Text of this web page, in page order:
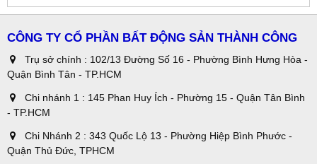
CÔNG TY CỔ PHẦN BẤT ĐỘNG SẢN THÀNH CÔNG
Trụ sở chính : 102/13 Đường Số 16 - Phường Bình Hưng Hòa -
Quận Bình Tân - TP.HCM
Chi nhánh 1 : 145 Phan Huy Ích - Phường 15 - Quận Tân Bình
- TP.HCM
Chi Nhánh 2 : 343 Quốc Lộ 13 - Phường Hiệp Bình Phước -
Quận Thủ Đức, TPHCM